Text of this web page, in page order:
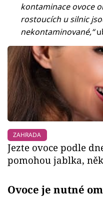
kontaminace ovoce
rostoucích u silnic
nekontaminované,“
ZAHRADA
Jezte ovoce podle
pomohou jablka,
Ovoce je nutné